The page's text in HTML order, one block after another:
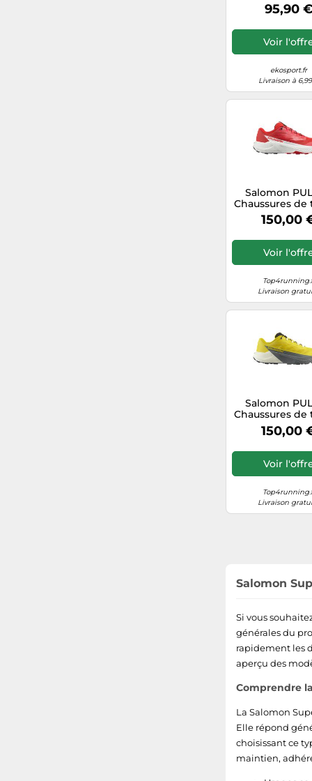
- taille 42 2/3-
2026
95,90 €
Voir
ekosport.fr
Livraison à
Salomon
Chaussures de
Rouge
150,00
Voir
Livraison
Salomon
Chaussures de
Jaune
150,00
Voir
Livraison
Salomon
Si vous
générales du
rapidement les
aperçu des
Comprendre
La Salomon
Elle répond
choisissant ce
maintien,